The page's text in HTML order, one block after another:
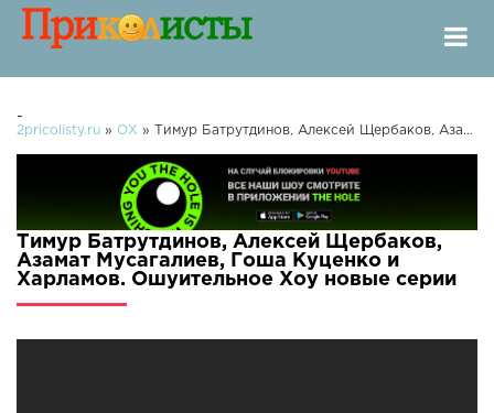
-
2pricolisty.ru » ОХ » Тимур Батрутдинов, Алексей Щербаков, Азамат Мусагалиев, Гоша Куценко и Харламов. Ошуительное Хоу
Тимур Батрутдинов, Алексей Щербаков,
Азамат Мусагалиев, Гоша Куценко и
Харламов. Ошуительное Хоу новые серии